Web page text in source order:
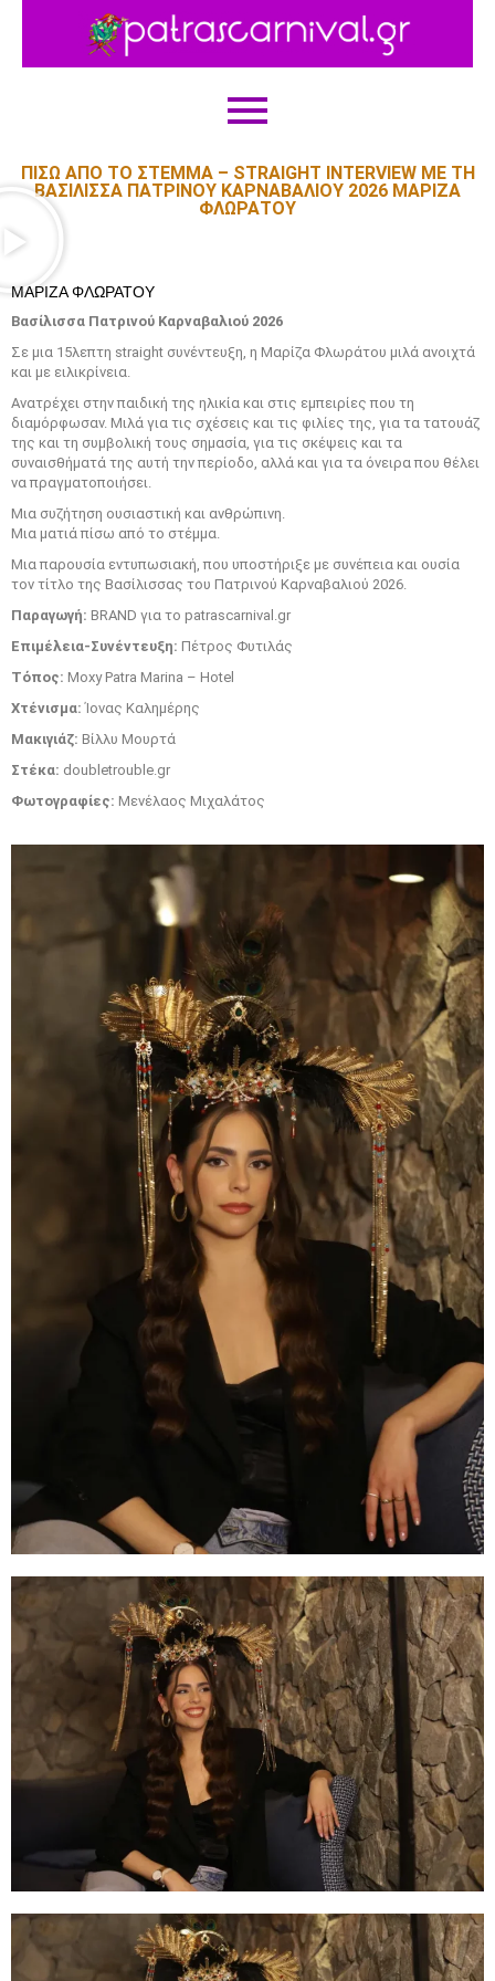
ΠΊΣΩ ΑΠΌ ΤΟ ΣΤΈΜΜΑ – STRAIGHT INTERVIEW ΜΕ ΤΗ
ΒΑΣΊΛΙΣΣΑ ΠΑΤΡΙΝΟΎ ΚΑΡΝΑΒΑΛΙΟΎ 2026 ΜΑΡΊΖΑ
ΦΛΩΡΆΤΟΥ
ΜΑΡΊΖΑ ΦΛΩΡΆΤΟΥ
Βασίλισσα Πατρινού Καρναβαλιού 2026
Σε μια 15λεπτη straight συνέντευξη, η Μαρίζα Φλωράτου μιλά ανοιχτά
και με ειλικρίνεια.
Ανατρέχει στην παιδική της ηλικία και στις εμπειρίες που τη
διαμόρφωσαν. Μιλά για τις σχέσεις και τις φιλίες της, για τα τατουάζ
της και τη συμβολική τους σημασία, για τις σκέψεις και τα
συναισθήματά της αυτή την περίοδο, αλλά και για τα όνειρα που θέλει
να πραγματοποιήσει.
Μια συζήτηση ουσιαστική και ανθρώπινη.
Μια ματιά πίσω από το στέμμα.
Μια παρουσία εντυπωσιακή, που υποστήριξε με συνέπεια και ουσία
τον τίτλο της Βασίλισσας του Πατρινού Καρναβαλιού 2026.
Παραγωγή: BRAND για το patrascarnival.gr
Επιμέλεια-Συνέντευξη: Πέτρος Φυτιλάς
Tόπος: Moxy Patra Marina – Hotel
Χτένισμα: Ίονας Καλημέρης
Μακιγιάζ: Βίλλυ Μουρτά
Στέκα: doubletrouble.gr
Φωτογραφίες: Mενέλαος Μιχαλάτος